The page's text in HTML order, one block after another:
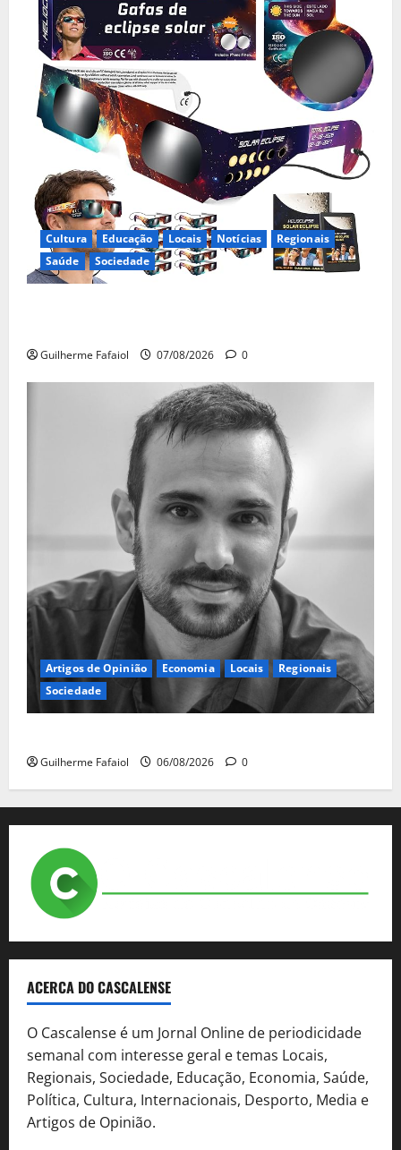
Cultura Educação Locais Notícias
Regionais
Saúde
Sociedade
Guilherme Fafaiol 07/08/2026 0
Artigos de Opinião Economia Locais
Regionais
Sociedade
Guilherme Fafaiol 06/08/2026 0
ACERCA DO CASCALENSE
O Cascalense é um Jornal Online de periodicidade
semanal com interesse geral e temas Locais,
Regionais, Sociedade, Educação, Economia, Saúde,
Política, Cultura, Internacionais, Desporto, Media e
Artigos de Opinião.